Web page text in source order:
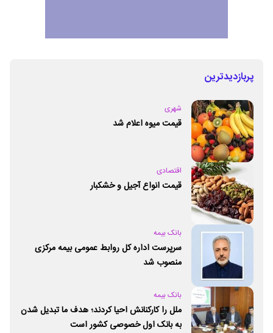
پربازدیدترین
شهری
قیمت میوه اعلام شد
اقتصادی
قیمت انواع آجیل و خشکبار
بانک بیمه
سرپرست اداره کل روابط عمومی بیمه مرکزی
منصوب شد
بانک بیمه
ملل را کارکنانش احیا کردند؛ هدف ما تبدیل شدن
به بانک اول خصوصی کشور است